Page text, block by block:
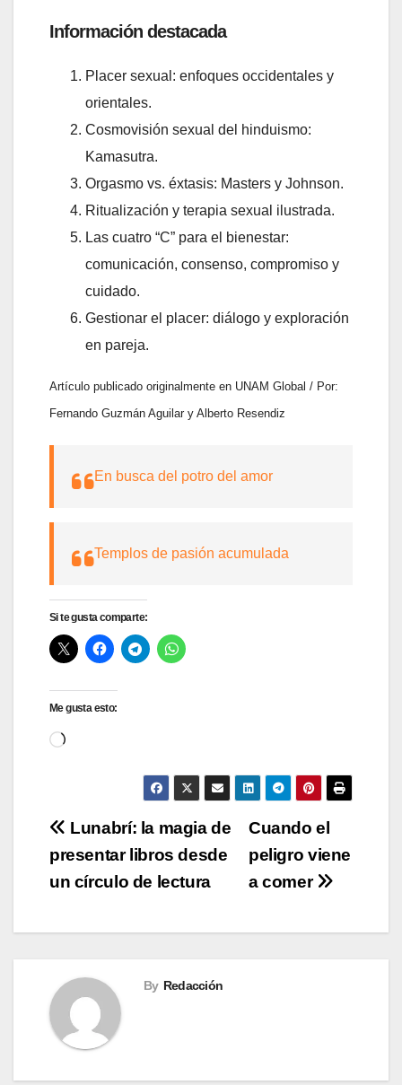
Información destacada
Placer sexual: enfoques occidentales y
orientales.
Cosmovisión sexual del hinduismo:
Kamasutra.
Orgasmo vs. éxtasis: Masters y Johnson.
Ritualización y terapia sexual ilustrada.
Las cuatro “C” para el bienestar:
comunicación, consenso, compromiso y
cuidado.
Gestionar el placer: diálogo y exploración
en pareja.
Artículo publicado originalmente en UNAM Global / Por:
Fernando Guzmán Aguilar y Alberto Resendiz
En busca del potro del amor
Templos de pasión acumulada
Si te gusta comparte:
Me gusta esto:
Cargando...
Navegación
de
Cuando el
peligro viene
a comer
Lunabrí: la magia de
presentar libros desde
un círculo de lectura
By Redacción